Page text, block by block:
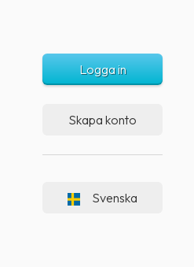
Logga in
Skapa konto
Svenska